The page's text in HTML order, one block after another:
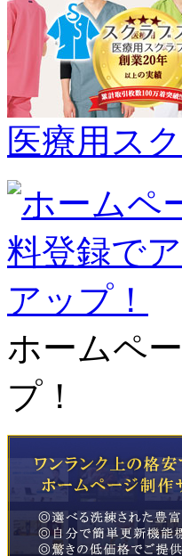
医療用ス
ホームペ
プ！